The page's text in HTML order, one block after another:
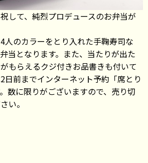
して、純烈プロデュースのお弁当が
人のカラーをとり入れた手鞠寿司な
当となります。また、当たりが出た
もらえるクジ付きお品書きも付いて
日前までインターネット予約「席とり
数に限りがございますので、売り切
い。